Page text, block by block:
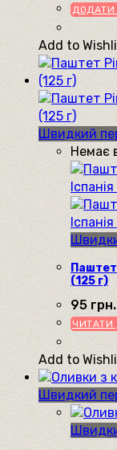
ДОДАТИ
Add to
Швидкий
Немає
Паштет
(125 г)
95 грн.
ЧИТАТИ
Add to
Швидкий